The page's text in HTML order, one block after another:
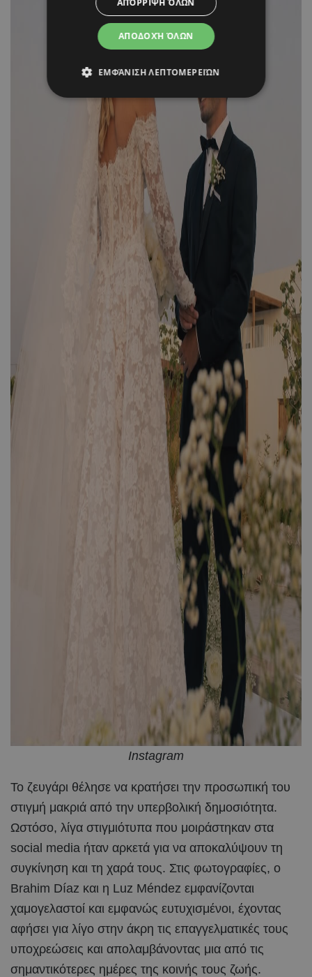
Instagram
Το ζευγάρι θέλησε να κρατήσει την προσωπική του
στιγμή μακριά από την υπερβολική δημοσιότητα.
Ωστόσο, λίγα στιγμιότυπα που μοιράστηκαν στα
social media ήταν αρκετά για να αποκαλύψουν τη
συγκίνηση και τη χαρά τους. Στις φωτογραφίες, ο
Brahim Díaz και η Luz Méndez εμφανίζονται
χαμογελαστοί και εμφανώς ευτυχισμένοι, έχοντας
αφήσει για λίγο στην άκρη τις επαγγελματικές τους
υποχρεώσεις και απολαμβάνοντας μια από τις
σημαντικότερες ημέρες της κοινής τους ζωής.
ΑΠΟΔΟΧΉ ΌΛΩΝ
ΑΠΌΡΡΙΨΗ ΌΛΩΝ
ΕΜΦΆΝΙΣΗ ΛΕΠΤΟΜΕΡΕΙΏΝ